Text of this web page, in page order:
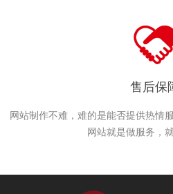
售后保
网站制作不难，难的是能否提供热情
网站就是做服务，